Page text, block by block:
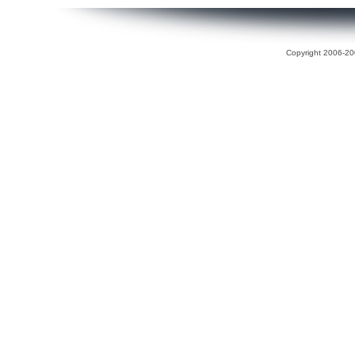
Copyright 2006-